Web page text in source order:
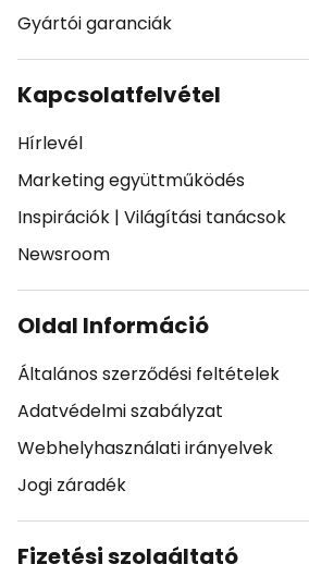
Gyártói garanciák
Kapcsolatfelvétel
Hírlevél
Marketing együttműködés
Inspirációk | Világítási tanácsok
Newsroom
Oldal Információ
Általános szerződési feltételek
Adatvédelmi szabályzat
Webhelyhasználati irányelvek
Jogi záradék
Fizetési szolgáltató